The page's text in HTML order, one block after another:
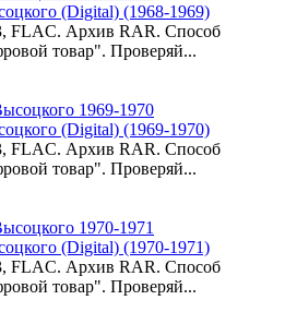
(Digital) (1968-1969)
FLAC. Архив RAR. Способ
товар". Проверяй...
(Digital) (1969-1970)
FLAC. Архив RAR. Способ
товар". Проверяй...
(Digital) (1970-1971)
FLAC. Архив RAR. Способ
товар". Проверяй...